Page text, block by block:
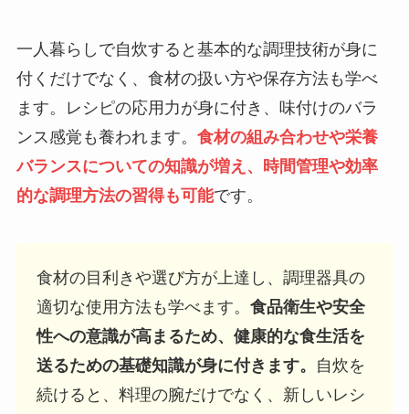
一人暮らしで自炊すると基本的な調理技術が身に
付くだけでなく、食材の扱い方や保存方法も学べ
ます。レシピの応用力が身に付き、味付けのバラ
ンス感覚も養われます。 食材の組み合わせや栄養
バランスについての知識が増え、時間管理や効率
的な調理方法の習得も可能です。
食材の目利きや選び方が上達し、調理器具の
適切な使用方法も学べます。食品衛生や安全
性への意識が高まるため、健康的な食生活を
送るための基礎知識が身に付きます。 自炊を
続けると、料理の腕だけでなく、新しいレシ